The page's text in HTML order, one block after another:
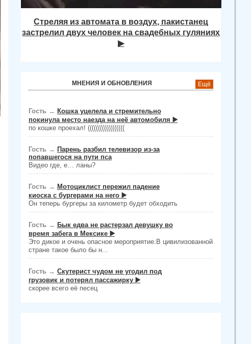
Стреляя из автомата в воздух, пакистанец
застрелил двух человек на свадебных гуляниях
▶
МНЕНИЯ И ОБНОВЛЕНИЯ Ещё
Гость → Кошка уцелела и стремительно
покинула место наезда на неё автомобиля ▶️
по кошке проехал! ((((((((((((((((((
Гость → Парень разбил телевизор из-за
попавшегося на пути пса
Видео где, е… ланы?
Гость → Мотоциклист пережил падение
киоска с бургерами на него ▶️
Он теперь бургеры за километр будет обходить
Гость → Бык едва не растерзал девушку во
время забега в Мексике ▶️
Это дикое и очень опасное мероприятие.В цивилизованной
стране такое было бы н...
Гость → Скутерист чудом не угодил под
грузовик и потерял пассажирку ▶️
скорее всего её песец